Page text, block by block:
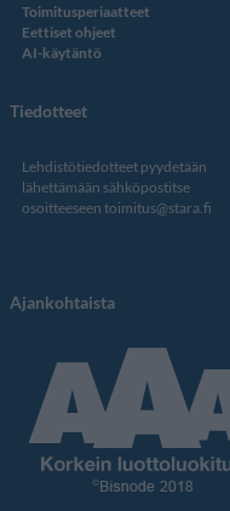
Toimitusperiaatteet
Eettiset ohjeet
AI-käytäntö
Tiedotteet
Lehdistötiedotteet pyydetään
lähettämään sähköpostitse
osoitteeseen toimitus@stara.fi
Ajankohtaista